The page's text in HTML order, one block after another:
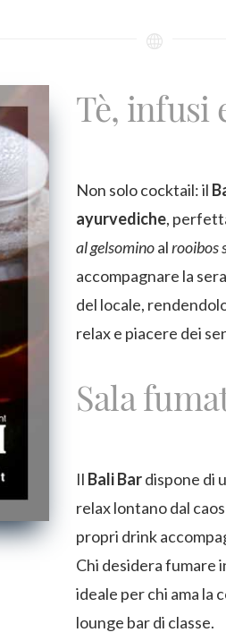
Tè, infusi
Non solo cocktail: il
ayurvediche,
al gelsominoalrooibos
accompagnare la
del locale,
relax e piacere dei
Sala
Il Bali Bardispone di
relax lontano dal
propri drink
Chi desidera fumare
ideale per chi ama la
lounge bar di classe.